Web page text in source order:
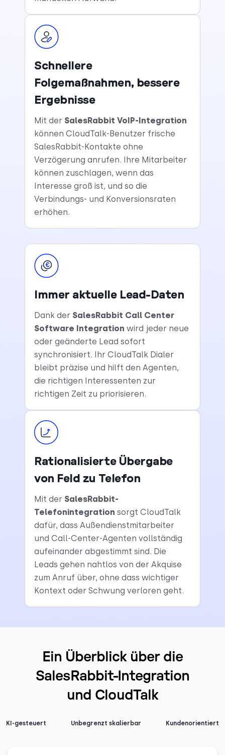
Schnellere
Folgemaßnahmen, bessere
Ergebnisse
Mit der SalesRabbit VoIP-Integration
können CloudTalk-Benutzer frische
SalesRabbit-Kontakte ohne
Verzögerung anrufen. Ihre Mitarbeiter
können zuschlagen, wenn das
Interesse groß ist, und so die
Verbindungs- und Konversionsraten
erhöhen.
Immer aktuelle Lead-Daten
Dank der SalesRabbit Call Center
Software Integration wird jeder neue
oder geänderte Lead sofort
synchronisiert. Ihr CloudTalk Dialer
bleibt präzise und hilft den Agenten,
die richtigen Interessenten zur
richtigen Zeit zu priorisieren.
Rationalisierte Übergabe
von Feld zu Telefon
Mit der SalesRabbit-
Telefonintegration sorgt CloudTalk
dafür, dass Außendienstmitarbeiter
und Call-Center-Agenten vollständig
aufeinander abgestimmt sind. Die
Leads gehen nahtlos von der Akquise
zum Anruf über, ohne dass wichtiger
Kontext oder Schwung verloren geht.
Ein Überblick über die
SalesRabbit-Integration
und CloudTalk
KI-gesteuert Unbegrenzt skalierbar Kundenorientiert